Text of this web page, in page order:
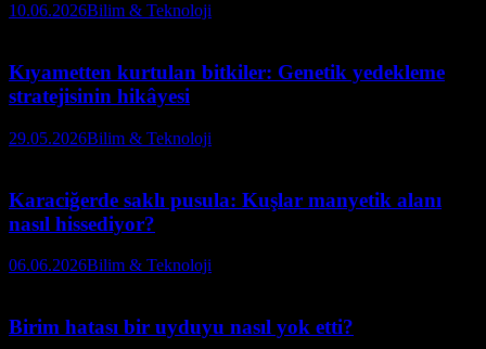
10.06.2026Bilim & Teknoloji
Kıyametten kurtulan bitkiler: Genetik yedekleme
stratejisinin hikâyesi
29.05.2026Bilim & Teknoloji
Karaciğerde saklı pusula: Kuşlar manyetik alanı
nasıl hissediyor?
06.06.2026Bilim & Teknoloji
Birim hatası bir uyduyu nasıl yok etti?